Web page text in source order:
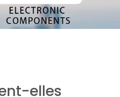
elles